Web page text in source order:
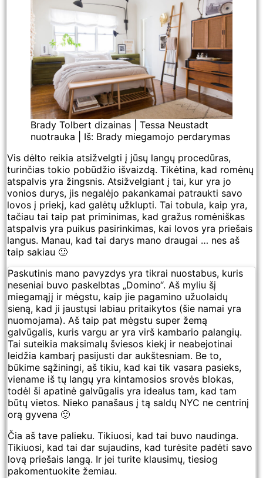
Brady Tolbert dizainas | Tessa Neustadt
nuotrauka | Iš: Brady miegamojo perdarymas
Vis dėlto reikia atsižvelgti į jūsų langų procedūras,
turinčias tokio pobūdžio išvaizdą. Tikėtina, kad romėnų
atspalvis yra žingsnis. Atsižvelgiant į tai, kur yra jo
vonios durys, jis negalėjo pakankamai patraukti savo
lovos į priekį, kad galėtų užklupti. Tai tobula, kaip yra,
tačiau tai taip pat priminimas, kad gražus romėniškas
atspalvis yra puikus pasirinkimas, kai lovos yra priešais
langus. Manau, kad tai darys mano draugai … nes aš
taip sakiau 🙂
Paskutinis mano pavyzdys yra tikrai nuostabus, kuris
neseniai buvo paskelbtas „Domino“. Aš myliu šį
miegamąjį ir mėgstu, kaip jie pagamino užuolaidų
sieną, kad ji jaustųsi labiau pritaikytos (šie namai yra
nuomojama). Aš taip pat mėgstu super žemą
galvūgalis, kuris vargu ar yra virš kambario palangių.
Tai suteikia maksimalų šviesos kiekį ir neabejotinai
leidžia kambarį pasijusti dar aukštesniam. Be to,
būkime sąžiningi, aš tikiu, kad kai tik vasara pasieks,
viename iš tų langų yra kintamosios srovės blokas,
todėl ši apatinė galvūgalis yra idealus tam, kad tam
būtų vietos. Nieko panašaus į tą saldų NYC ne centrinį
orą gyvena 🙂
Čia aš tave palieku. Tikiuosi, kad tai buvo naudinga.
Tikiuosi, kad tai dar sujaudins, kad turėsite padėti savo
lovą priešais langą. Ir jei turite klausimų, tiesiog
pakomentuokite žemiau.